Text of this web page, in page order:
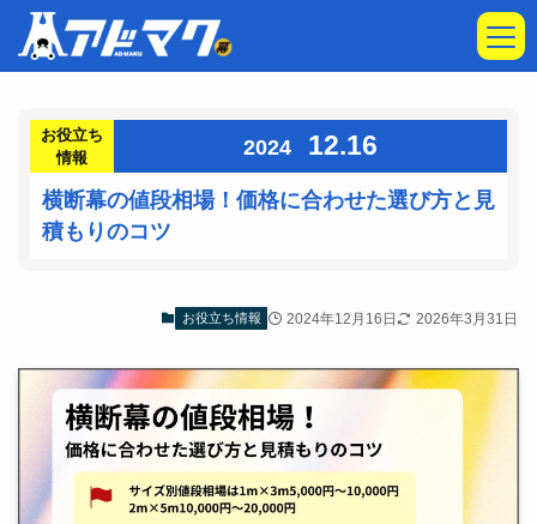
お役立ち
情報
2024 12.16
横断幕の値段相場！価格に合わせた選び方と見
積もりのコツ
お役立ち情報 2024年12月16日 2026年3月31日